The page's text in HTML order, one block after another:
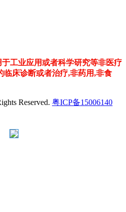
工业应用或者科学研究等非医疗
临床诊断或者治疗,非药用,非食
Reserved. 粤ICP备15006140